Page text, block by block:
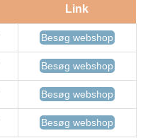
Link
Besøg webshop
Besøg webshop
Besøg webshop
Besøg webshop